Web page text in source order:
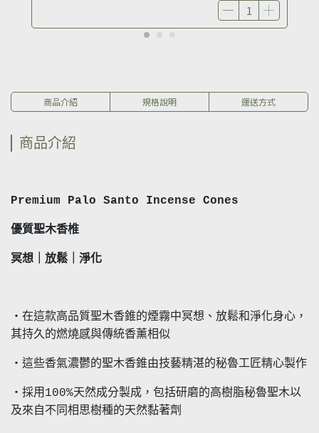
商品介紹 規格說明 運送方式
商品介紹
Premium Palo Santo Incense Cones
優質聖木香椎
冥想｜放鬆｜淨化
・在這款高品質聖木香錐的煙霧中冥想、放鬆和淨化身心，
其持久的燃燒感與傳統香薰相似
・這些香氣濃鬱的聖木香錐由技藝精湛的秘魯工匠精心製作
・採用100%天然成分製成，包括研磨的高樹脂秘魯聖木以
及來自不同相思樹種的天然黏著劑